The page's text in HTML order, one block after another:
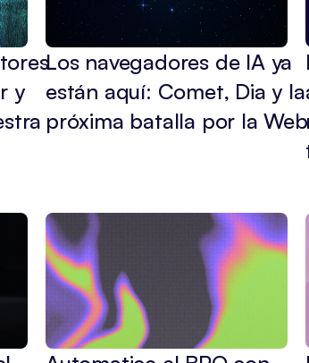
y
Los navegadores de IA ya
están aquí: Comet, Dia y la
próxima batalla por la Web